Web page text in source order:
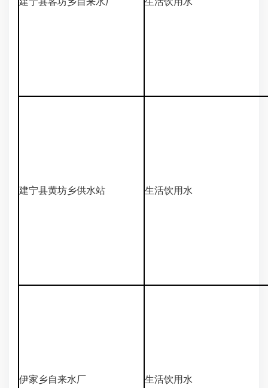
建宁县黄坊乡供水站 生活饮用水
伊家乡自来水厂 生活饮用水